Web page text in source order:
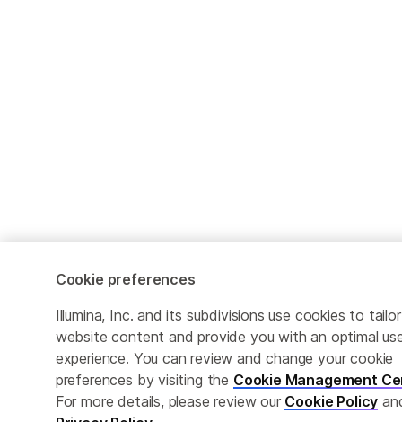
Cookie preferences
Illumina, Inc. and its subdivisions use cookies to tailor
website content and provide you with an optimal
experience. You can review and change your cookie
preferences by visiting the Cookie Management
For more details, please review our Cookie Policy